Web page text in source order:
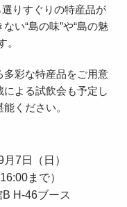
りすぐりの特産品が
い“島の味”や“島の魅
。
多彩な特産品をご用意
よる試飲会も予定し
ください。
7日（日）
まで）
H-46ブース